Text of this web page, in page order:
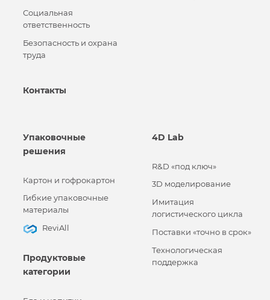
Социальная
ответственность
Безопасность и охрана
труда
Контакты
Упаковочные
решения
Картон и гофрокартон
Гибкие упаковочные
материалы
ReviAll
Продуктовые
категории
4D Lab
R&D «под ключ»
3D моделирование
Имитация
логистического цикла
Поставки «точно в срок»
Технологическая
поддержка